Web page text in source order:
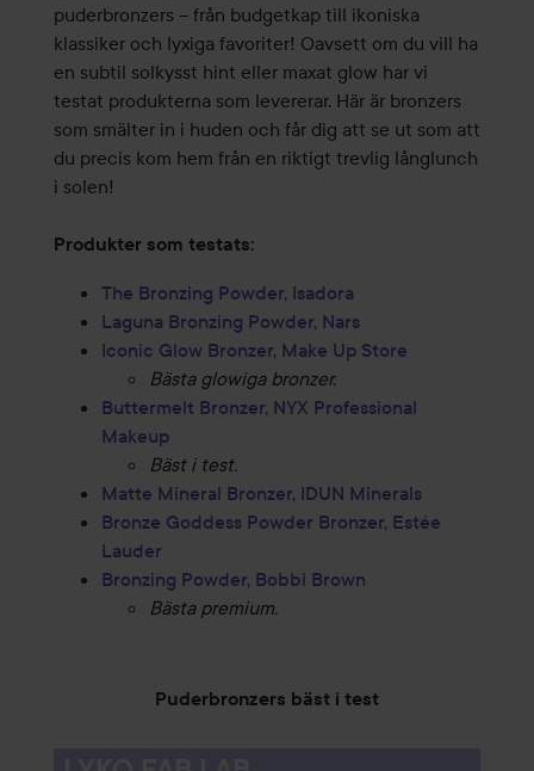
puderbronzers – från budgetkap till ikoniska
klassiker och lyxiga favoriter! Oavsett om du vill ha
en subtil solkysst hint eller maxat glow har vi
testat produkterna som levererar. Här är bronzers
som smälter in i huden och får dig att se ut som att
du precis kom hem från en riktigt trevlig långlunch
i solen!
Produkter som testats:
The Bronzing Powder, Isadora
Laguna Bronzing Powder, Nars
Iconic Glow Bronzer, Make Up Store
Bästa glowiga bronzer.
Buttermelt Bronzer, NYX Professional
Makeup
Bäst i test.
Matte Mineral Bronzer, IDUN Minerals
Bronze Goddess Powder Bronzer, Estée
Lauder
Bronzing Powder, Bobbi Brown
Bästa premium.
Puderbronzers bäst i test